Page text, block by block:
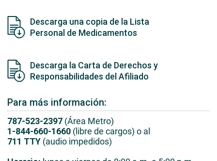
Descarga una copia de la Lista
Personal de Medicamentos
Descarga la Carta de Derechos y
Responsabilidades del Afiliado
Para más información:
787-523-2397 (Área Metro)
1-844-660-1660 (libre de cargos) o al
711 TTY (audio impedidos)